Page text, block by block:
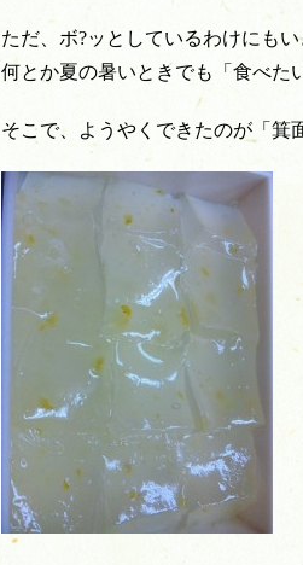
ただ、ボ?ッとしているわけにもい
何とか夏の暑いときでも「食べた
そこで、ようやくできたのが「箕